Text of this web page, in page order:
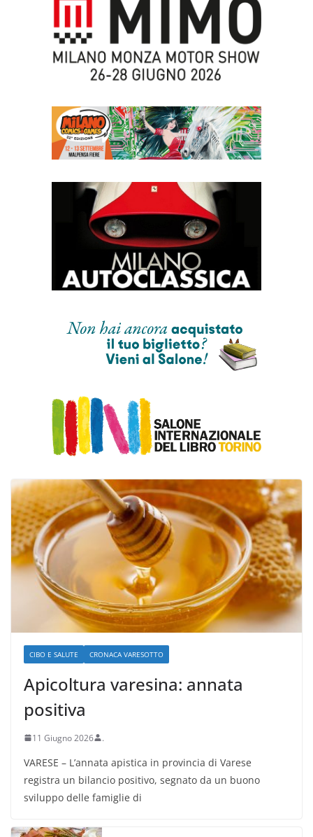
CIBO E SALUTE CRONACA VARESOTTO
Apicoltura varesina: annata
positiva
11 Giugno 2026 .
VARESE – L’annata apistica in provincia di Varese
registra un bilancio positivo, segnato da un buono
sviluppo delle famiglie di